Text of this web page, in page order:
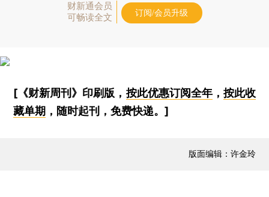
财新通会员
可畅读全文
订阅/会员升级
[《财新周刊》印刷版， 按此优惠订阅全年， 按此收
藏单期 ，随时起刊，免费快递。]
版面编辑：许金玲